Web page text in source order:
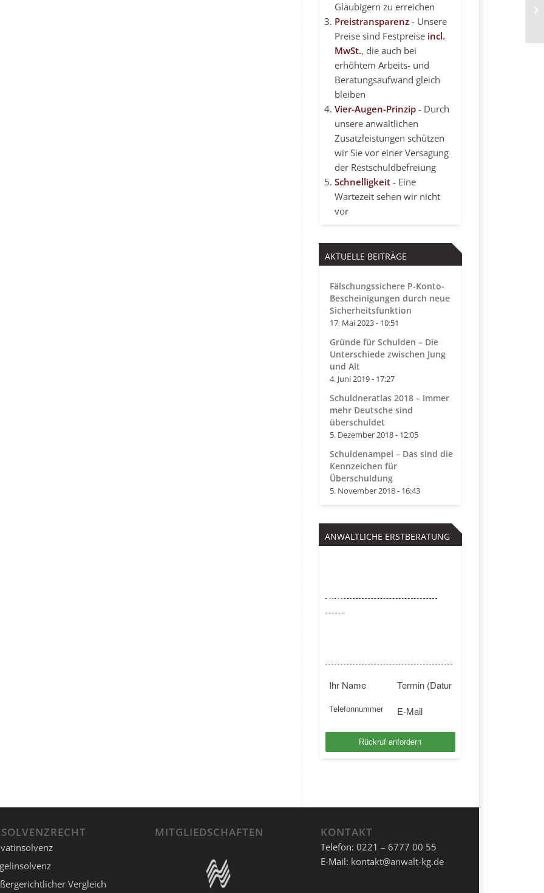
Gläubigern zu erreichen
Preistransparenz- Unsere
Preise sind Festpreise incl.
MwSt., die auch bei
erhöhtem Arbeits- und
Beratungsaufwand gleich
bleiben
Vier-Augen-Prinzip- Durch
unsere anwaltlichen
Zusatzleistungen schützen
wir Sie vor einer Versagung
der Restschuldbefreiung
Schnelligkeit- Eine
Wartezeit sehen wir nicht
vor
AKTUELLE BEITRÄGE
Fälschungssichere P-Konto-
Bescheinigungen durch neue
Sicherheitsfunktion
17. Mai 2023 - 10:51
Gründe für Schulden – Die
Unterschiede zwischen Jung
und Alt
4. Juni 2019 - 17:27
Schuldneratlas 2018 – Immer
mehr Deutsche sind
überschuldet
5. Dezember 2018 - 12:05
Schuldenampel – Das sind die
Kennzeichen für
Überschuldung
5. November 2018 - 16:43
ANWALTLICHE ERSTBERATUNG
55
Vergleich
MITGLIEDSCHAFTEN KONTAKT
Telefon: 0221 – 6777 00 55
E-Mail: kontakt@anwalt-kg.de